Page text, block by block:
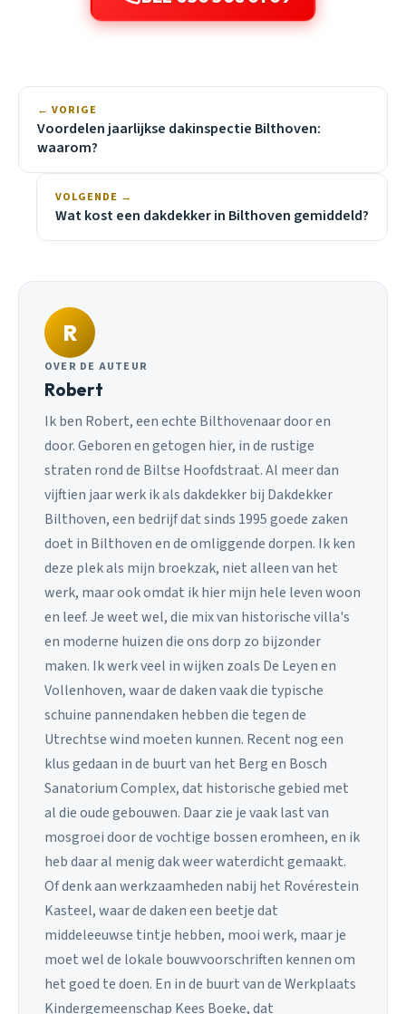
← VORIGE
Voordelen jaarlijkse dakinspectie Bilthoven:
waarom?
VOLGENDE →
Wat kost een dakdekker in Bilthoven gemiddeld?
R
OVER DE AUTEUR
Robert
Ik ben Robert, een echte Bilthovenaar door en
door. Geboren en getogen hier, in de rustige
straten rond de Biltse Hoofdstraat. Al meer dan
vijftien jaar werk ik als dakdekker bij Dakdekker
Bilthoven, een bedrijf dat sinds 1995 goede zaken
doet in Bilthoven en de omliggende dorpen. Ik ken
deze plek als mijn broekzak, niet alleen van het
werk, maar ook omdat ik hier mijn hele leven woon
en leef. Je weet wel, die mix van historische villa's
en moderne huizen die ons dorp zo bijzonder
maken. Ik werk veel in wijken zoals De Leyen en
Vollenhoven, waar de daken vaak die typische
schuine pannendaken hebben die tegen de
Utrechtse wind moeten kunnen. Recent nog een
klus gedaan in de buurt van het Berg en Bosch
Sanatorium Complex, dat historische gebied met
al die oude gebouwen. Daar zie je vaak last van
mosgroei door de vochtige bossen eromheen, en ik
heb daar al menig dak weer waterdicht gemaakt.
Of denk aan werkzaamheden nabij het Rovérestein
Kasteel, waar de daken een beetje dat
middeleeuwse tintje hebben, mooi werk, maar je
moet wel de lokale bouwvoorschriften kennen om
het goed te doen. En in de buurt van de Werkplaats
Kindergemeenschap Kees Boeke, dat